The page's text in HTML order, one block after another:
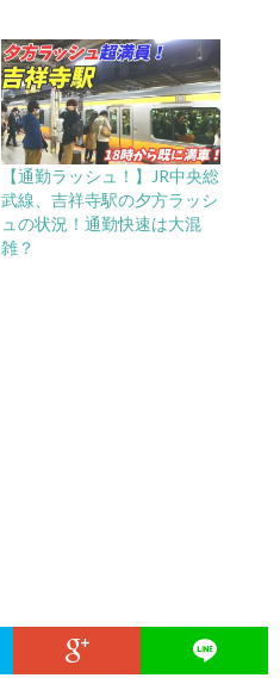
【通勤ラッシュ！】JR中央総
武線、吉祥寺駅の夕方ラッシ
ュの状況！通勤快速は大混
雑？